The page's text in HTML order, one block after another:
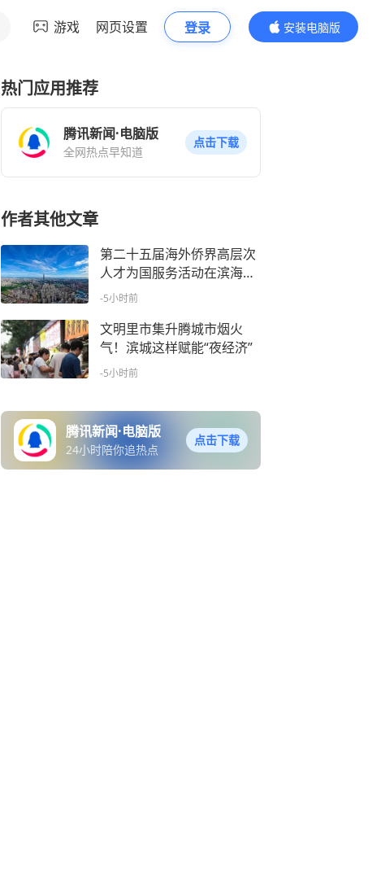
游戏 网页设置 登录
安装电脑版
内容更精彩
热门应用推荐
腾讯新闻·电脑版
全网热点早知道
点击下载
作者其他文章
第二十五届海外侨界高层次
人才为国服务活动在滨海新
区举办
-5小时前
文明里市集升腾城市烟火
气！滨城这样赋能“夜经济”
-5小时前
腾讯新闻·电脑版
24小时陪你追热点
点击下载